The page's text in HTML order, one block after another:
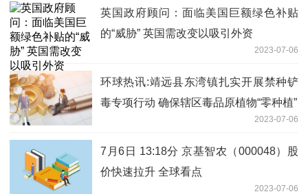
英国政府顾问：面临美国巨额绿色补贴
的“威胁” 英国需改变以吸引外资
2023-07-06
环球热讯:靖远县东湾镇扎实开展禁种铲
毒专项行动 确保辖区毒品原植物“零种植”
2023-07-06
7月6日 13:18分 京基智农（000048）股
价快速拉升 全球看点
2023-07-06